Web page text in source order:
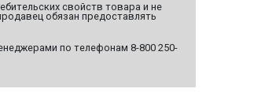
свойств товара и не
обязан предоставлять
по телефонам 8-800 250-